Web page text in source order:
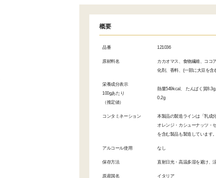
概要
品番 121036
原材料名
カカオマス、食物繊維、ココ
化剤、香料、(一部に大豆を含
栄養成分表示
100gあたり
（推定値）
熱量549kcal、 たんぱく質
0.2g
コンタミネーション
本製品の製造ラインは「乳成
オレンジ・カシューナッツ・
を含む製品も製造しています。
アルコール使用 なし
保存方法 直射日光・高温多湿を避け、
原産国名 イタリア